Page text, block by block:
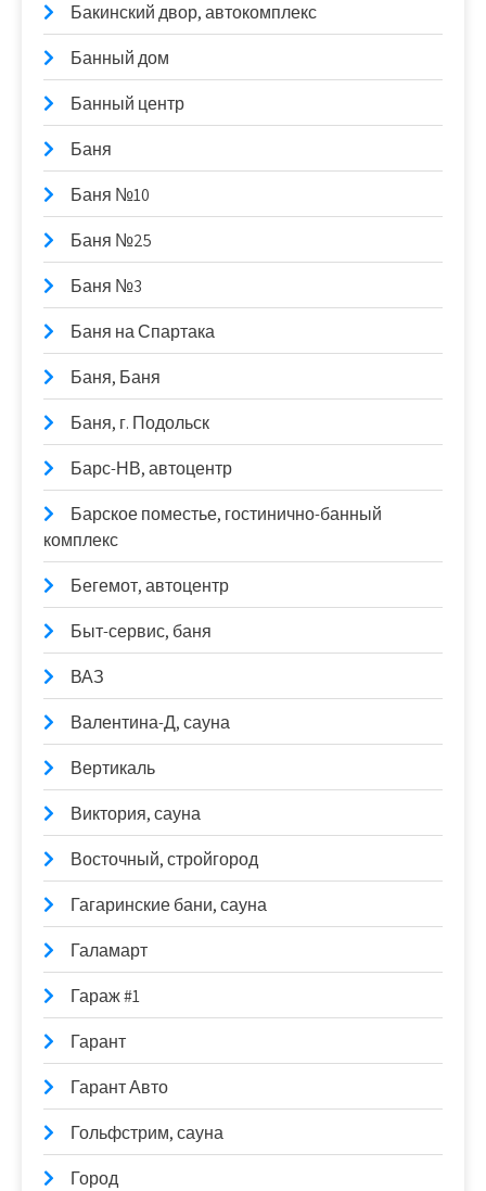
Бакинский двор, автокомплекс
Банный дом
Банный центр
Баня
Баня №10
Баня №25
Баня №3
Баня на Спартака
Баня, Баня
Баня, г. Подольск
Барс-НВ, автоцентр
Барское поместье, гостинично-банный
комплекс
Бегемот, автоцентр
Быт-сервис, баня
ВАЗ
Валентина-Д, сауна
Вертикаль
Виктория, сауна
Восточный, стройгород
Гагаринские бани, сауна
Галамарт
Гараж #1
Гарант
Гарант Авто
Гольфстрим, сауна
Город